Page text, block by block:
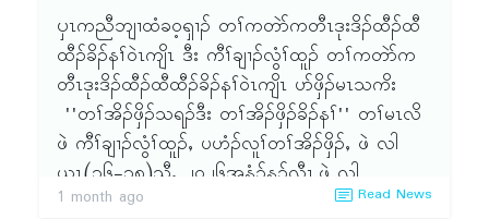
ၦၤကညီဘျၢထံခဝ့ၡၢၣ် တၢ်ကတဲာ်ကတီၤဒုးဒိၣ်ထီၣ်ထီ
ထီၣ်ခိၣ်နၢ်ဝဲၤကျိၤ ဒီး ကီၢ်ချၢၣ်လွံၢ်ထူၣ် တၢ်ကတဲာ်က
တီၤဒုးဒိၣ်ထီၣ်ထီထီၣ်ခိၣ်နၢ်ဝဲၤကျိၤ ပာ်ဖှိၣ်မၤသကိး
''တၢ်အိၣ်ဖှိၣ်သရၣ်ဒီး တၢ်အိၣ်ဖှိၣ်ခိၣ်နၢ်'' တၢ်မၤလိ
ဖဲ ကီၢ်ချၢၣ်လွံၢ်ထူၣ်ႇ ပဟံၣ်လူၢ်တၢ်အိၣ်ဖှိၣ်ႇ ဖဲ လါ
ယူၤ(၁၆-၁၈)သီႇ ၂ဝ၂၆အနံၣ်န့ၣ်လီၤ.ဖဲ လါ
ယူၤ(၁၆)သီႇ ဂီၤ(၈)နၣ်ရံၣ် အိၣ်ဒီးတၢ်အိးထီၣ်တၢ်မၤ
1 month ago Read News